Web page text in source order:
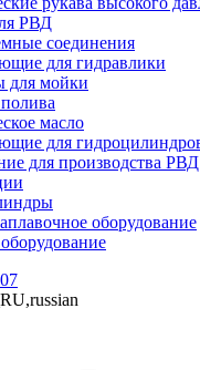
РВД
соединения
для гидравлики
для мойки
масло
для
для производства РВД
оборудование